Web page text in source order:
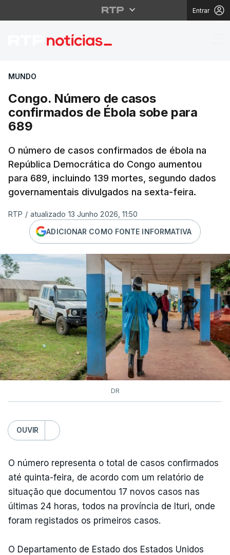
Entrar
Congo. Número de
MUNDO
Congo. Número de casos
confirmados de Ébola sobe para
689
O número de casos confirmados de ébola na
República Democrática do Congo aumentou
para 689, incluindo 139 mortes, segundo dados
governamentais divulgados na sexta-feira.
RTP / atualizado 13 Junho 2026, 11:50
ADICIONAR COMO FONTE INFORMATIVA
DR
OUVIR
O número representa o total de casos confirmados
até quinta-feira, de acordo com um relatório de
situação que documentou 17 novos casos nas
últimas 24 horas, todos na província de Ituri, onde
foram registados os primeiros casos.
O Departamento de Estado dos Estados Unidos